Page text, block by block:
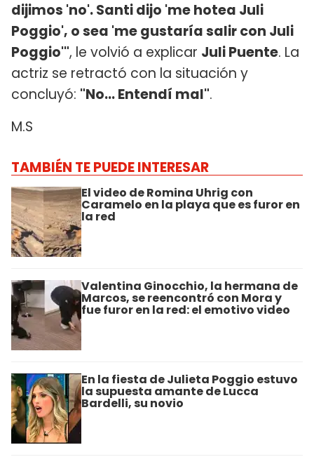
dijimos 'no'. Santi dijo 'me hotea Juli
Poggio', o sea 'me gustaría salir con Juli
Poggio'", le volvió a explicar Juli Puente. La
actriz se retractó con la situación y
concluyó: "No... Entendí mal".
M.S
TAMBIÉN TE PUEDE INTERESAR
El video de Romina Uhrig con
Caramelo en la playa que es furor en
la red
Valentina Ginocchio, la hermana de
Marcos, se reencontró con Mora y
fue furor en la red: el emotivo video
En la fiesta de Julieta Poggio estuvo
la supuesta amante de Lucca
Bardelli, su novio